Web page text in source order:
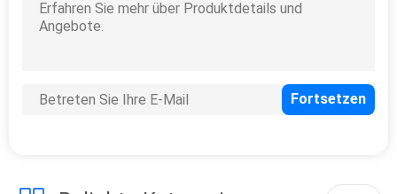
Glasflaschen